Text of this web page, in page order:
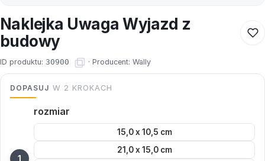
Naklejka Uwaga Wyjazd z
budowy
ID produktu: 30900 · Producent: Wally
DOPASUJ W 2 KROKACH
rozmiar
15,0 x 10,5 cm
21,0 x 15,0 cm